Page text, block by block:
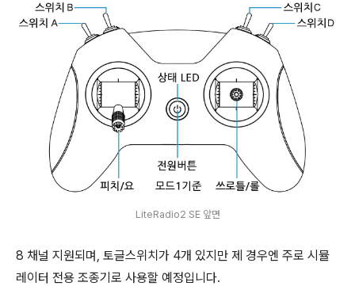
LiteRadio2 SE 앞면
8 채널 지원되며, 토글스위치가 4개 있지만 제 경우엔 주로 시뮬
레이터 전용 조종기로 사용할 예정입니다.